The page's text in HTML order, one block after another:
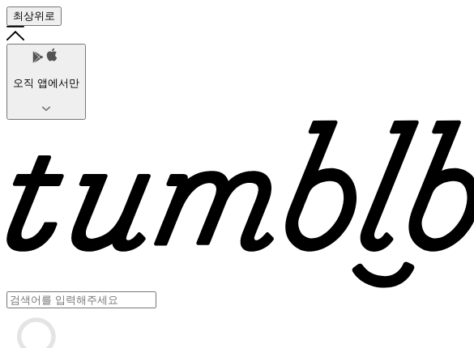
최상위로
오직 앱에서만